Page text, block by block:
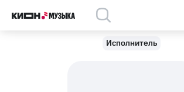
Исполнитель